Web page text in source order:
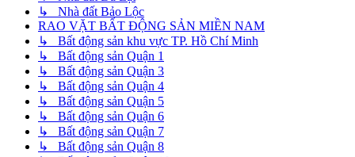
↳ Nhà đất Bảo Lộc
RAO VẶT BẤT ĐỘNG SẢN MIỀN NAM
↳ Bất động sản khu vực TP. Hồ Chí Minh
↳ Bất động sản Quận 1
↳ Bất động sản Quận 3
↳ Bất động sản Quận 4
↳ Bất động sản Quận 5
↳ Bất động sản Quận 6
↳ Bất động sản Quận 7
↳ Bất động sản Quận 8